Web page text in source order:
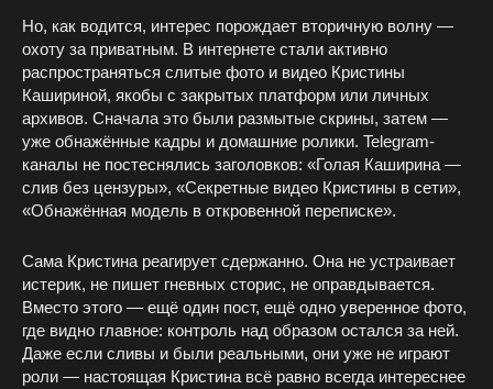
Но, как водится, интерес порождает вторичную волну —
охоту за приватным. В интернете стали активно
распространяться слитые фото и видео Кристины
Кашириной, якобы с закрытых платформ или личных
архивов. Сначала это были размытые скрины, затем —
уже обнажённые кадры и домашние ролики. Telegram-
каналы не постеснялись заголовков: «Голая Каширина —
слив без цензуры», «Секретные видео Кристины в сети»,
«Обнажённая модель в откровенной переписке».
Сама Кристина реагирует сдержанно. Она не устраивает
истерик, не пишет гневных сторис, не оправдывается.
Вместо этого — ещё один пост, ещё одно уверенное фото,
где видно главное: контроль над образом остался за ней.
Даже если сливы и были реальными, они уже не играют
роли — настоящая Кристина всё равно всегда интереснее